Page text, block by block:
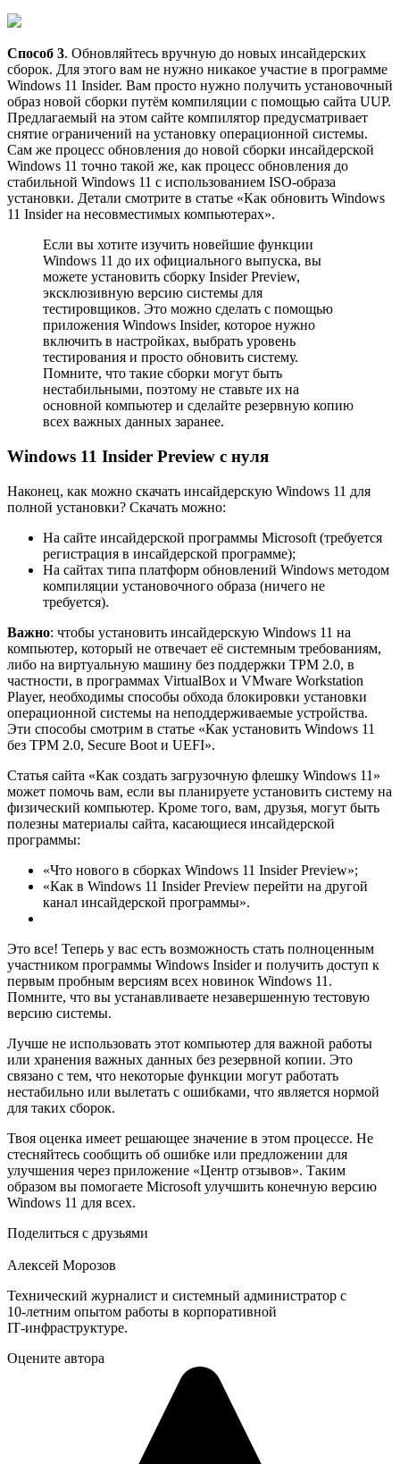
Способ 3. Обновляйтесь вручную до новых инсайдерских
сборок. Для этого вам не нужно никакое участие в программе
Windows 11 Insider. Вам просто нужно получить установочный
образ новой сборки путём компиляции с помощью сайта UUP.
Предлагаемый на этом сайте компилятор предусматривает
снятие ограничений на установку операционной системы.
Сам же процесс обновления до новой сборки инсайдерской
Windows 11 точно такой же, как процесс обновления до
стабильной Windows 11 с использованием ISO-образа
установки. Детали смотрите в статье «Как обновить Windows
11 Insider на несовместимых компьютерах».
Если вы хотите изучить новейшие функции
Windows 11 до их официального выпуска, вы
можете установить сборку Insider Preview,
эксклюзивную версию системы для
тестировщиков. Это можно сделать с помощью
приложения Windows Insider, которое нужно
включить в настройках, выбрать уровень
тестирования и просто обновить систему.
Помните, что такие сборки могут быть
нестабильными, поэтому не ставьте их на
основной компьютер и сделайте резервную копию
всех важных данных заранее.
Windows 11 Insider Preview с нуля
Наконец, как можно скачать инсайдерскую Windows 11 для
полной установки? Скачать можно:
На сайте инсайдерской программы Microsoft (требуется
регистрация в инсайдерской программе);
На сайтах типа платформ обновлений Windows методом
компиляции установочного образа (ничего не
требуется).
Важно: чтобы установить инсайдерскую Windows 11 на
компьютер, который не отвечает её системным требованиям,
либо на виртуальную машину без поддержки TPM 2.0, в
частности, в программах VirtualBox и VMware Workstation
Player, необходимы способы обхода блокировки установки
операционной системы на неподдерживаемые устройства.
Эти способы смотрим в статье «Как установить Windows 11
без TPM 2.0, Secure Boot и UEFI».
Статья сайта «Как создать загрузочную флешку Windows 11»
может помочь вам, если вы планируете установить систему на
физический компьютер. Кроме того, вам, друзья, могут быть
полезны материалы сайта, касающиеся инсайдерской
программы:
«Что нового в сборках Windows 11 Insider Preview»;
«Как в Windows 11 Insider Preview перейти на другой
канал инсайдерской программы».
Это все! Теперь у вас есть возможность стать полноценным
участником программы Windows Insider и получить доступ к
первым пробным версиям всех новинок Windows 11.
Помните, что вы устанавливаете незавершенную тестовую
версию системы.
Лучше не использовать этот компьютер для важной работы
или хранения важных данных без резервной копии. Это
связано с тем, что некоторые функции могут работать
нестабильно или вылетать с ошибками, что является нормой
для таких сборок.
Твоя оценка имеет решающее значение в этом процессе. Не
стесняйтесь сообщить об ошибке или предложении для
улучшения через приложение «Центр отзывов». Таким
образом вы помогаете Microsoft улучшить конечную версию
Windows 11 для всех.
Поделиться с друзьями
Алексей Морозов
Технический журналист и системный администратор с
10‑летним опытом работы в корпоративной
IT‑инфраструктуре.
Оцените автора